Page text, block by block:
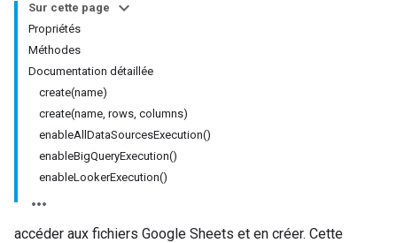
Sur cette page
Propriétés
Méthodes
Documentation détaillée
create(name)
create(name, rows, columns)
enableAllDataSourcesExecution()
enableBigQueryExecution()
enableLookerExecution()
accéder aux fichiers Google Sheets et en créer. Cette